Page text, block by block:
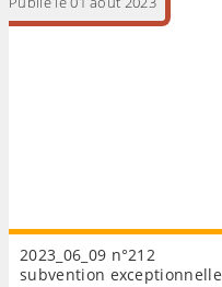
2023_06_09 n°212
subvention exceptionnelle